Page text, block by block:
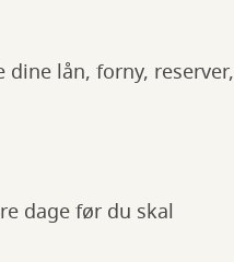
lån, forny, reserver,
dage før du skal